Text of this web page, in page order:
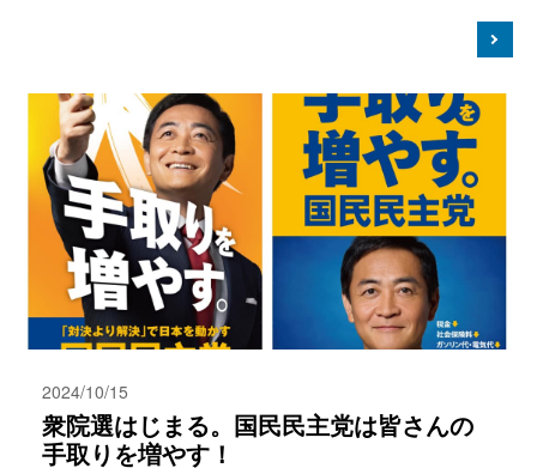
2024/10/15
衆院選はじまる。国民民主党は皆さんの
手取りを増やす！